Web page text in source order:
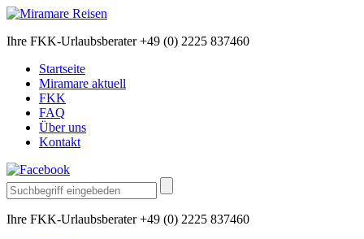
Ihre FKK-Urlaubsberater +49 (0) 2225 837460
Startseite
Miramare aktuell
FKK
FAQ
Über uns
Kontakt
Ihre FKK-Urlaubsberater +49 (0) 2225 837460